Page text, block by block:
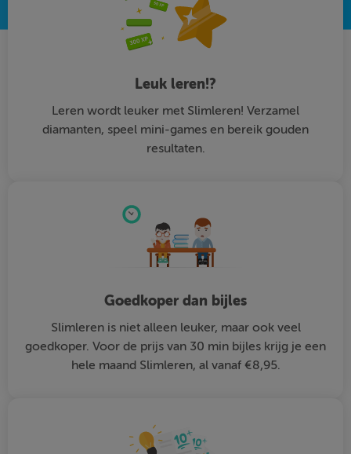
Leuk leren!?
Leren wordt leuker met Slimleren! Verzamel
diamanten, speel mini-games en bereik gouden
resultaten.
Goedkoper dan bijles
Slimleren is niet alleen leuker, maar ook veel
goedkoper. Voor de prijs van 30 min bijles krijg je een
hele maand Slimleren, al vanaf €8,95.